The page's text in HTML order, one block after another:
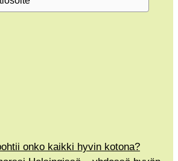
onko kaikki hyvin kotona?